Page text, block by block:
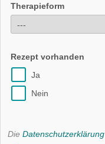
Therapieform
Rezept vorhanden
Ja
Nein
Die Datenschutzerklärung